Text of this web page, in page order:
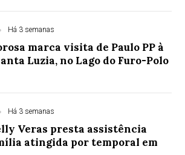
Há 3 semanas
marca visita de Paulo PP à
Luzia, no Lago do Furo-Polo
Há 3 semanas
Veras presta assistência
atingida por temporal em